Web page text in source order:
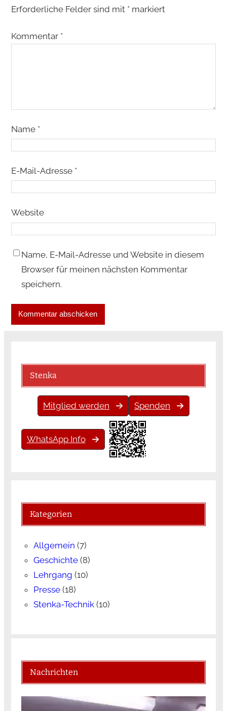
k
p
n
Erforderliche Felder sind mit *markiert
Kommentar *
Name *
E-Mail-Adresse *
Website
Name, E-Mail-Adresse und Website in diesem
Browser für meinen nächsten Kommentar
speichern.
Stenka
Mitglied werden Spenden
WhatsApp Info
Kategorien
Allgemein (7)
Geschichte(8)
Lehrgang (10)
Presse(18)
Stenka-Technik(10)
Nachrichten